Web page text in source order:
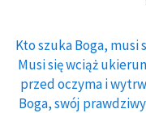
Kto szuka Boga, musi
Musi się wciąż
przed oczyma i
Boga, swój